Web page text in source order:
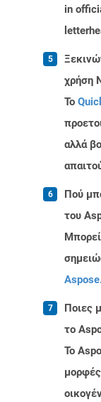
in
χρήση
Το
αλλά
Πού
του
Ποιες
το
Το